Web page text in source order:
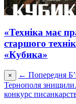
«Техніка має
старшого
«Кубика»
× ← Попередня
Тернополя
конкурс